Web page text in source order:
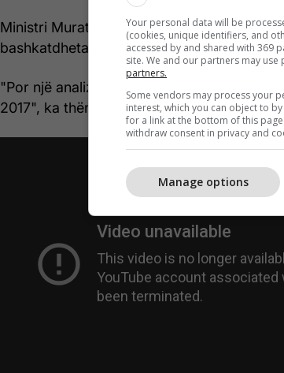
Ministri Murati, në Info Box ka njoftuar se
bashkatdhetarëve tanë në diasporë deri
"Por një analizë komplete e diasporës do
2017", ka thënë ai./RTV Dukagjini-Telegrafi/
Your personal data will be
(cookies, unique identifiers, and
accessed by and shared with 369
site. We and our partners may
partners.
Some vendors may process your
interest, which you can object to
for a link at the bottom of this
withdraw consent in privacy and
Manage options